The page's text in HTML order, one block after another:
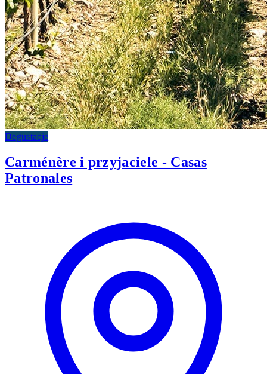
Degustacje
Carménère i przyjaciele - Casas
Patronales